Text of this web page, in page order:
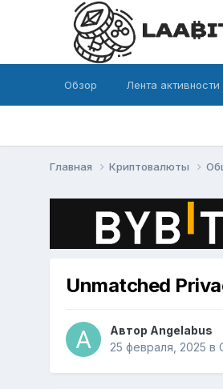
Обзор Лента активности
Главная Криптовалюты
Unmatched
Автор Angelabus
25 февраля, 2025 в